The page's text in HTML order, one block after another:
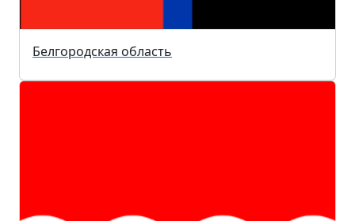
Белгородская область